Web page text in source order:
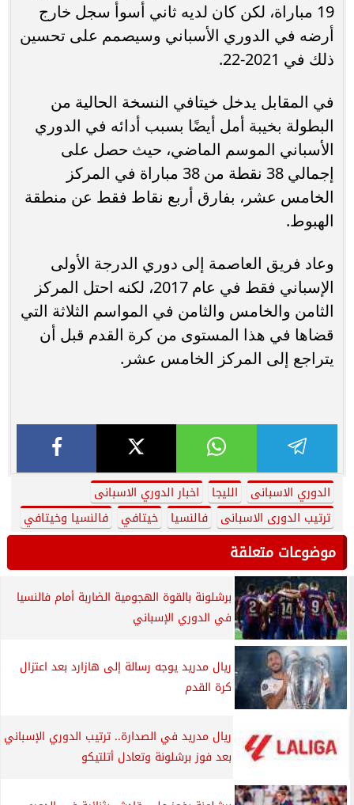
19 مباراة، لكن كان لديه ثاني أسوأ سجل خارج
أرضه في الدوري الأسباني وسيصمم على تحسين
ذلك في 2021-22.
في المقابل يدخل خيتافي النسخة الحالية من
البطولة بخيبة أمل أيضًا بسبب أدائه في الدوري
الأسباني الموسم الماضي، حيث حصل على
إجمالي 38 نقطة من 38 مباراة في المركز
الخامس عشر، بفارق أربع نقاط فقط عن منطقة
الهبوط.
وعاد فريق العاصمة إلى دوري الدرجة الأولى
الإسباني فقط في عام 2017، لكنه احتل المركز
الثامن والخامس والثامن في المواسم الثلاثة التي
قضاها في هذا المستوى من كرة القدم قبل أن
يتراجع إلى المركز الخامس عشر.
الدوري الاسبانى الليجا
اخبار الدوري الاسبانى
ترتيب الدورى الاسبانى
فالنسيا خيتافي فالنسيا وخيتافي
موضوعات متعلقة
برشلونة بالقوة الهجومية الضاربة أمام فالنسيا
في الدوري الإسباني
ريال مدريد يوجه رسالة إلى هازارد بعد اعتزال
كرة القدم
ريال مدريد في الصدارة.. ترتيب الدوري الإسباني
بعد فوز برشلونة وتعادل أتلتيكو